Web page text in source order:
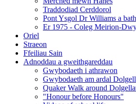
Traddodiad Cerddorol
Pont Ysgol Dr Williams a
Er 1975 - Coleg Meirion-
Oriel
Straeon
Ffeiliau Sain
Adnoddau a gweithgareddau
Gwybodaeth i athrawon
Gwybodaeth am ardal
Quaker Walk around
"Honour before Honours"